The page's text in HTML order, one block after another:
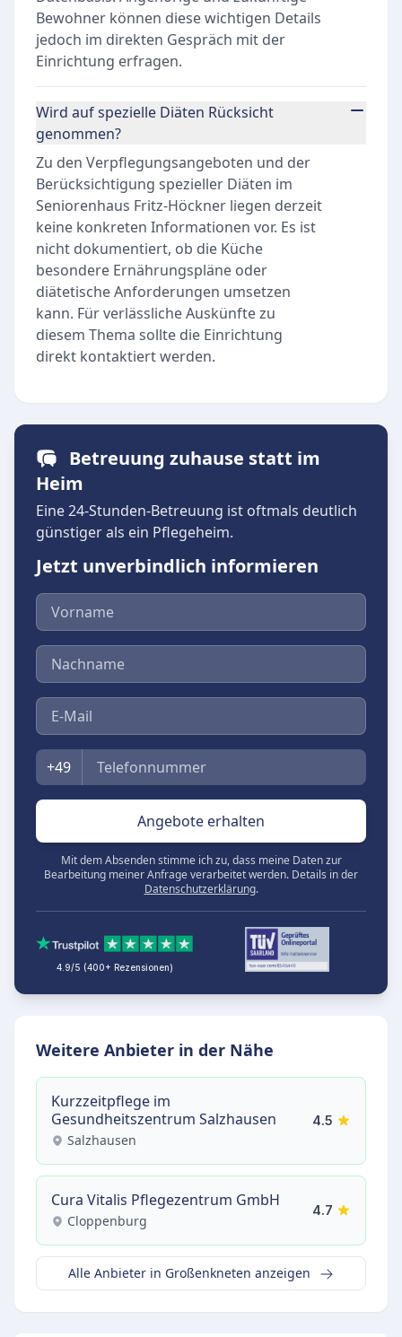
Bewohner können diese wichtigen Details
jedoch im direkten Gespräch mit der
Einrichtung erfragen.
Wird auf spezielle Diäten Rücksicht
genommen?
Zu den Verpflegungsangeboten und der
Berücksichtigung spezieller Diäten im
Seniorenhaus Fritz-Höckner liegen derzeit
keine konkreten Informationen vor. Es ist
nicht dokumentiert, ob die Küche
besondere Ernährungspläne oder
diätetische Anforderungen umsetzen
kann. Für verlässliche Auskünfte zu
diesem Thema sollte die Einrichtung
direkt kontaktiert werden.
Betreuung zuhause statt im
Heim
Eine 24-Stunden-Betreuung ist oftmals deutlich
günstiger als ein Pflegeheim.
Jetzt unverbindlich informieren
Vorname
Nachname
E-Mail
Telefon
+49
Angebote erhalten
Mit dem Absenden stimme ich zu, dass meine Daten zur
Bearbeitung meiner Anfrage verarbeitet werden. Details in der
Datenschutzerklärung.
4.9/5 (400+ Rezensionen)
Weitere Anbieter in der Nähe
Kurzzeitpflege im
Gesundheitszentrum Salzhausen
Salzhausen
4.5
Cura Vitalis Pflegezentrum GmbH
Cloppenburg
4.7
Alle Anbieter in Großenkneten anzeigen